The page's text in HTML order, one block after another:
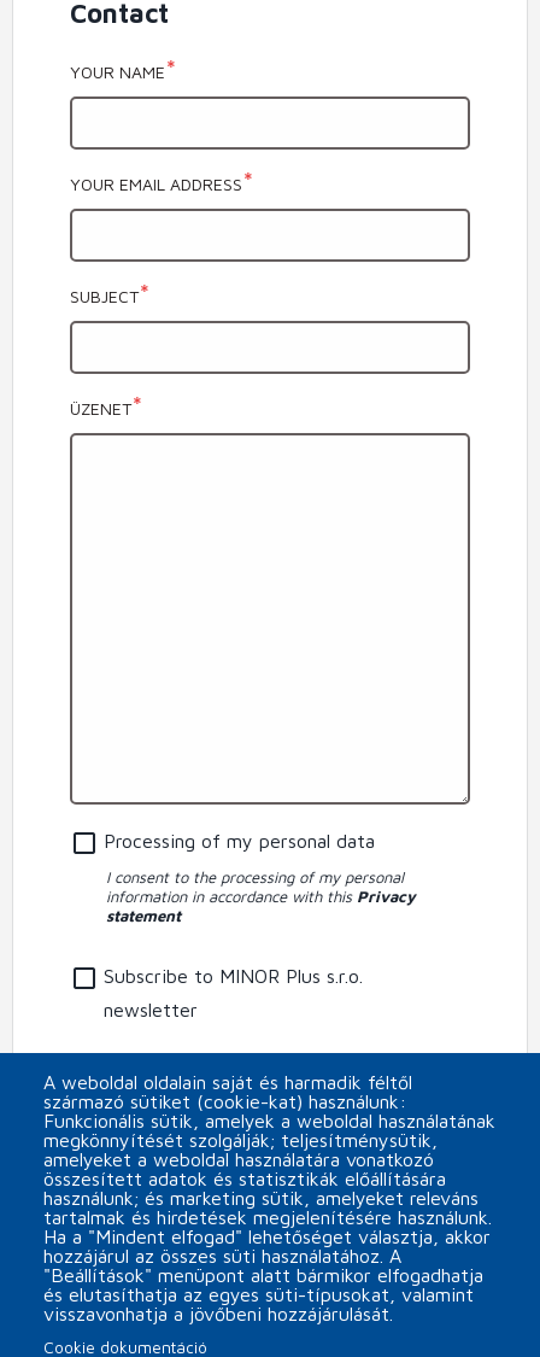
Contact
YOUR NAME
YOUR EMAIL ADDRESS
SUBJECT
ÜZENET
Processing of my personal data
I consent to the processing of my personal
information in accordance with this Privacy
statement
Subscribe to MINOR Plus s.r.o.
newsletter
CAPTCHA
A weboldal oldalain saját és harmadik féltől
származó sütiket (cookie-kat) használunk:
Funkcionális sütik, amelyek a weboldal használatának
megkönnyítését szolgálják; teljesítménysütik,
amelyeket a weboldal használatára vonatkozó
összesített adatok és statisztikák előállítására
használunk; és marketing sütik, amelyeket releváns
tartalmak és hirdetések megjelenítésére használunk.
Ha a "Mindent elfogad" lehetőséget választja, akkor
hozzájárul az összes süti használatához. A
"Beállítások" menüpont alatt bármikor elfogadhatja
és elutasíthatja az egyes süti-típusokat, valamint
visszavonhatja a jövőbeni hozzájárulását.
Cookie dokumentáció